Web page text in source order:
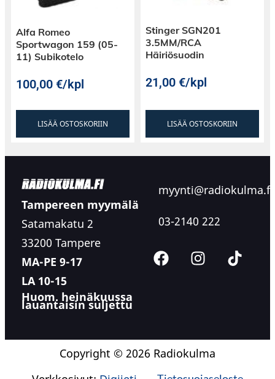
Alfa Romeo
Sportwagon 159 (05-
11) Subikotelo
100,00€/kpl
LISÄÄ OSTOSKORIIN
Stinger SGN201
3.5MM/RCA
Häiriösuodin
21,00€/kpl
LISÄÄ OSTOSKORIIN
Tampereen myymälä
Satamakatu 2
33200 Tampere
MA-PE 9-17
LA 10-15
Huom. heinäkuussa
lauantaisin suljettu
myynti@radiokulma.fi
03-2140 222
Copyright © 2026 Radiokulma